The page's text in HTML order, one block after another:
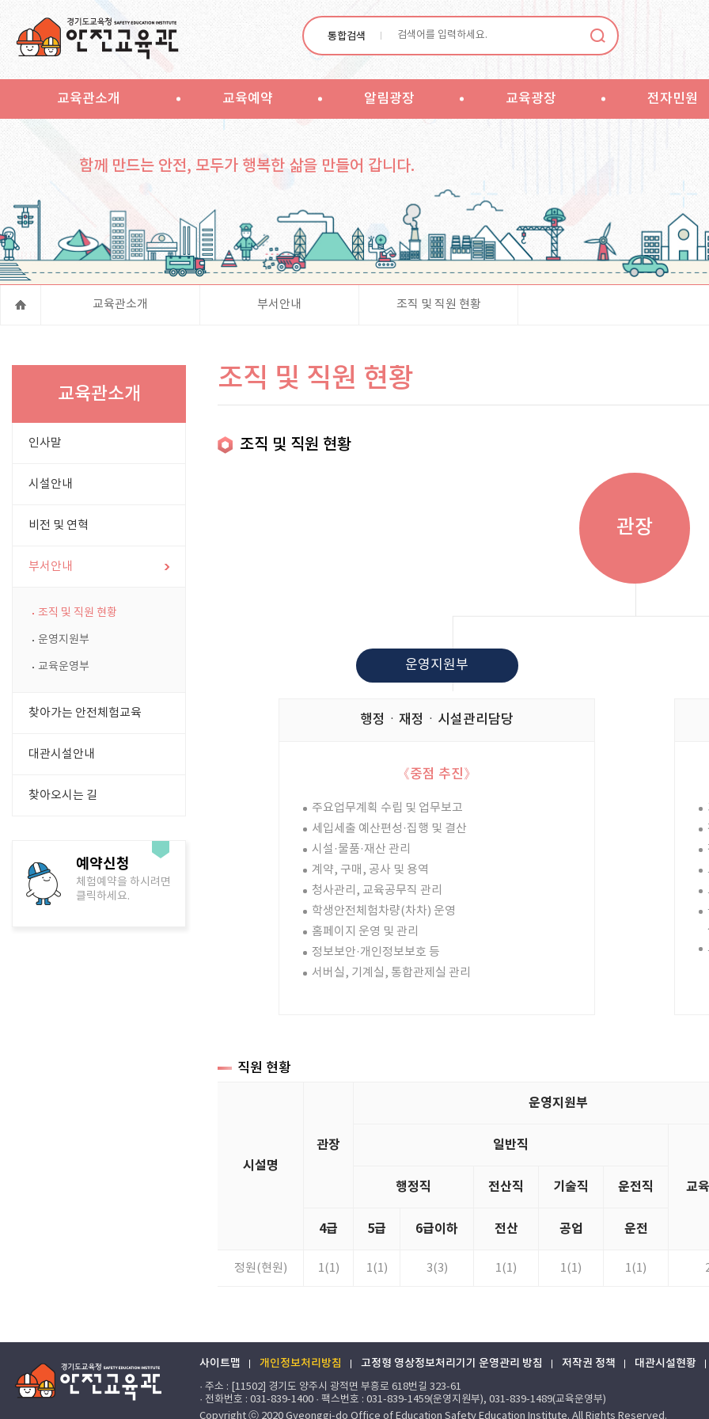
통합검색
교육관소개 교육예약 알림광장 교육광장 전자민원
함께 만드는 안전, 모두가 행복한 삶을 만들어 갑니다.
교육관소개 부서안내 조직 및 직원 현황
교육관소개
인사말
시설안내
비전 및 연혁
부서안내
조직 및 직원 현황
운영지원부
교육운영부
찾아가는 안전체험교육
대관시설안내
찾아오시는 길
예약신청
체험예약을 하시려면
클릭하세요.
조직 및 직원 현황
조직 및 직원 현황
관장
운영지원부
행정ㆍ재정ㆍ시설관리담당
《중점 추진》
주요업무계획 수립 및 업무보고
세입세출 예산편성·집행 및 결산
시설·물품·재산 관리
계약, 구매, 공사 및 용역
청사관리, 교육공무직 관리
학생안전체험차량(차차) 운영
홈페이지 운영 및 관리
정보보안·개인정보보호 등
서버실, 기계실, 통합관제실 관리
직원 현황
시설명
관장
운영지원부
일반직
교
행정직 전산직 기술직 운전직
4급 5급 6급이하 전산 공업 운전
정원(현원) 1(1) 1(1) 3(3) 1(1) 1(1) 1(1)
사이트맵 개인정보처리방침 고정형 영상정보처리기기 운영관리 방침 저작권 정책 대관시설현황
· 주소 : [11502] 경기도 양주시 광적면 부흥로 618번길 323-61
· 전화번호 : 031-839-1400 · 팩스번호 : 031-839-1459(운영지원부), 031-839-1489(교육운영부)
Copyright ⓒ 2020 Gyeonggi-do Office of Education Safety Education Institute. All Rights Reserved.